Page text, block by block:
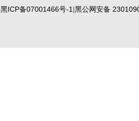
黑ICP备07001466号-1 |黑公网安备